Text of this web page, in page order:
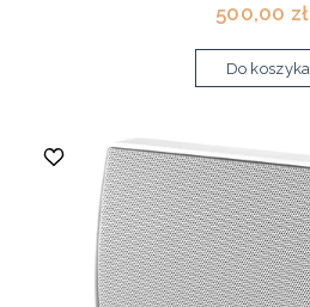
500,00
Do koszyka